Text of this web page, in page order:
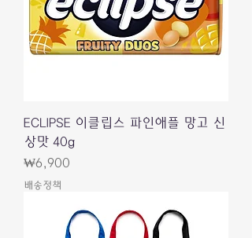
ECLIPSE 이클립스 파인애플 망고 신
상맛 40g
價格
₩6,900
배송정책